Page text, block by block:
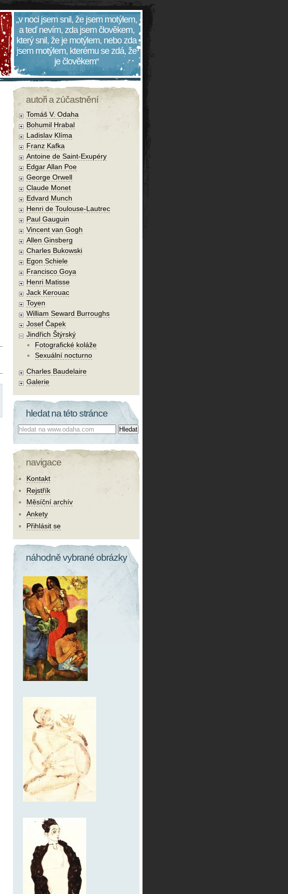
„v noci jsem snil, že jsem motýlem,
a teď nevím, zda jsem člověkem,
který snil, že je motýlem, nebo zda
jsem motýlem, kterému se zdá, že
je člověkem“
autoři a zúčastnění
Tomáš V. Odaha
Bohumil Hrabal
Ladislav Klíma
Franz Kafka
Antoine de Saint-Exupéry
Edgar Allan Poe
George Orwell
Claude Monet
Edvard Munch
Henri de Toulouse-Lautrec
Paul Gauguin
Vincent van Gogh
Allen Ginsberg
Charles Bukowski
Egon Schiele
Francisco Goya
Henri Matisse
Jack Kerouac
Toyen
William Seward Burroughs
Josef Čapek
Jindřich Štýrský
Fotografické koláže
Sexuální nocturno
Charles Baudelaire
Galerie
hledat na této stránce
Co hledat:
navigace
Kontakt
Rejstřík
Měsíční archív
Ankety
Přihlásit se
náhodně vybrané obrázky